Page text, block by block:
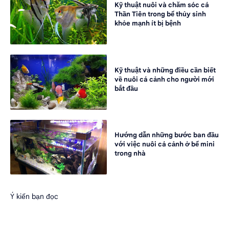
Kỹ thuật nuôi và chăm sóc cá
Thần Tiên trong bể thủy sinh
khỏe mạnh ít bị bệnh
Kỹ thuật và những điều cần biết
về nuôi cá cảnh cho người mới
bắt đầu
Hướng dẫn những bước ban đầu
với việc nuôi cá cảnh ở bể mini
trong nhà
Ý kiến bạn đọc